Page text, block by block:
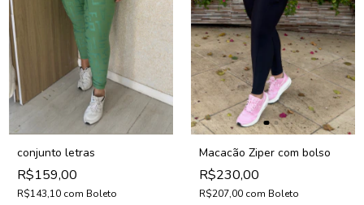
conjunto letras
R$159,00
R$143,10 com Boleto
Macacão Ziper com bolso
R$230,00
R$207,00 com Boleto